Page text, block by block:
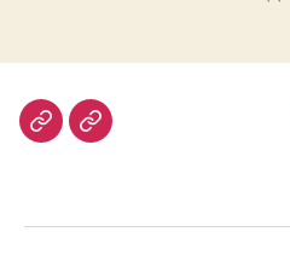
הרשמה
לוח